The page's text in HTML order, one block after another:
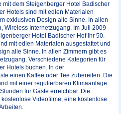
mit dem Steigenberger Hotel Badischer
Hotels sind mit edlen Materialen
exklusiven Design alle Sinne. In allen
Wireless Internetzugang. Im Juli 2009
Hotel Badischer Hof ihr 50.
mit edlen Materialen ausgestattet und
alle Sinne. In allen Zimmern gibt es
Verschiedene Kategorien für
Hotels buchen. In der
einen Kaffee oder Tee zubereiten. Die
mit einer regulierbaren Klimaanlage
für Gäste erreichbar. Die
Videofilme, eine kostenlose